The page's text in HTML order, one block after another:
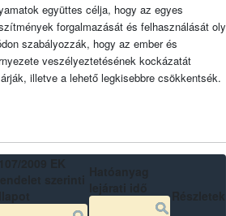
együttes célja, hogy az egyes
forgalmazását és felhasználását oly
szabályozzák, hogy az ember és
veszélyeztetésének kockázatát
illetve a lehető legkisebbre csökkentsék.